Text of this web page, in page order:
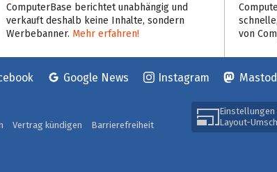
ComputerBase berichtet unabhängig und
verkauft deshalb keine Inhalte, sondern
Werbebanner. Mehr erfahren!
von
Google News Instagram
Einstellungen
Layout-
Vertrag kündigen
Barrierefreiheit